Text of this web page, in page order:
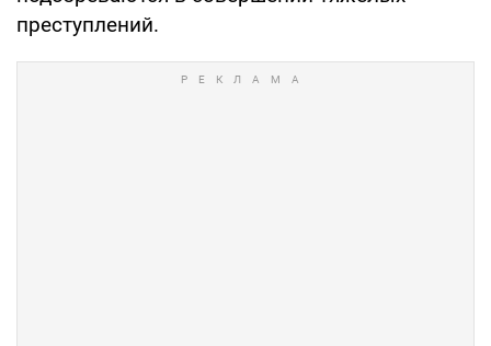
преступлений.